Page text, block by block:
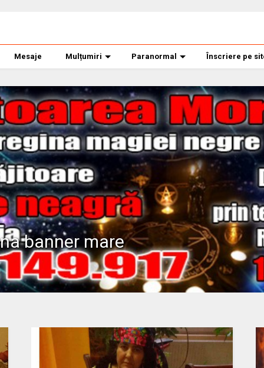
Mesaje Mulțumiri Paranormal Înscriere pe
banner mare